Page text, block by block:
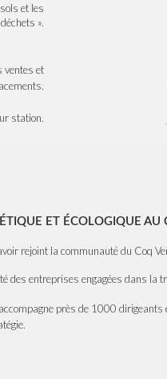
et les
».
ventes et
station.
ET ÉCOLOGIQUE
rejoint la communauté du Coq
des entreprises engagées dans la
près de 1000